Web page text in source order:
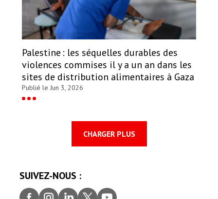
Palestine : les séquelles durables des
violences commises il y a un an dans les
sites de distribution alimentaires à Gaza
Publié le Jun 3, 2026
CHARGER PLUS
SUIVEZ-NOUS :
FacebInsta Linke Twittyoutu